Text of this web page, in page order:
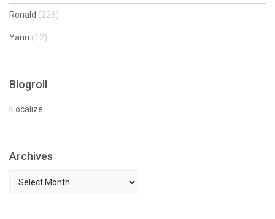
Ronald (226)
Yann (12)
Blogroll
iLocalize
Archives